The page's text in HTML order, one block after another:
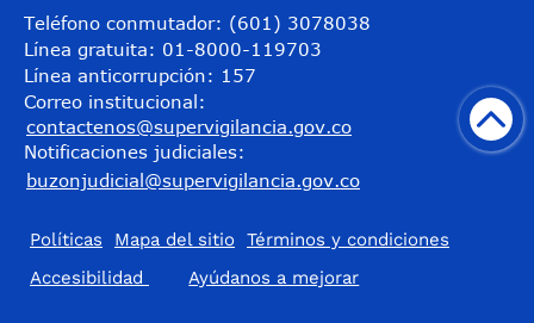
Teléfono conmutador: (601) 3078038
Línea gratuita: 01-8000-119703
Línea anticorrupción: 157
Correo institucional:
contactenos@supervigilancia.gov.co
Notificaciones judiciales:
buzonjudicial@supervigilancia.gov.co
Políticas Mapa del sitio
Términos y condiciones
Accesibilidad
​Ayúdanos a mejorar